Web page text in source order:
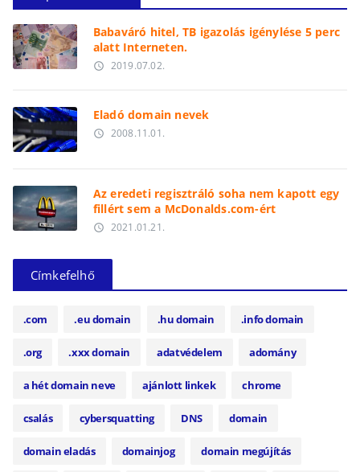
Babaváró hitel, TB igazolás igénylése 5 perc
alatt Interneten.
access_time 2019.07.02.
Eladó domain nevek
access_time 2008.11.01.
Az eredeti regisztráló soha nem kapott egy
fillért sem a McDonalds.com-ért
access_time 2021.01.21.
Címkefelhő
.com .eu domain .hu domain .info domain
.org .xxx domain adatvédelem adomány
a hét domain neve ajánlott linkek chrome
csalás cybersquatting DNS domain
domain eladás domainjog domain megújítás